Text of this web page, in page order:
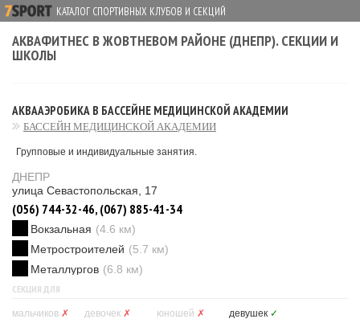
КАТАЛОГ СПОРТИВНЫХ КЛУБОВ И СЕКЦИЙ
АКВАФИТНЕС В ЖОВТНЕВОМ РАЙОНЕ (ДНЕПР). СЕКЦИИ И
ШКОЛЫ
АКВААЭРОБИКА В БАССЕЙНЕ МЕДИЦИНСКОЙ АКАДЕМИИ
БАССЕЙН МЕДИЦИНСКОЙ АКАДЕМИИ
Групповые и индивидуальные занятия.
ДНЕПР
улица Севастопольская, 17
(056) 744-32-46, (067) 885-41-34
Вокзальная (4.6 км)
Метростроителей (5.7 км)
Металлургов (6.8 км)
СЕКЦИЯ ДЛЯ
мальчиков ✗ девочек ✗ юношей ✗ девушек ✓